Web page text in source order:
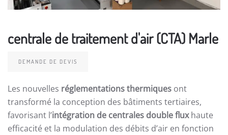
centrale de traitement d'air (CTA) Marle
DEMANDE DE DEVIS
Les nouvelles réglementations thermiques ont
transformé la conception des bâtiments tertiaires,
favorisant l’intégration de centrales double fluxhaute
efficacité et la modulation des débits d’air en fonction